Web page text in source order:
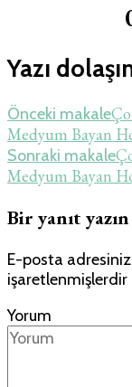
Yazı
Önceki makale
Medyum Bayan
Sonraki makale
Medyum Bayan
Bir yanıt yazın
E-posta
işaretlenmişlerdir
Yorum